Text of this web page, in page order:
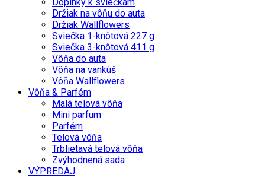
Doplnky k sviečkam
Držiak na vôňu do auta
Držiak Wallflowers
Sviečka 1-knôtová 227 g
Sviečka 3-knôtová 411 g
Vôňa do auta
Vôňa na vankúš
Vôňa Wallflowers
Vôňa & Parfém
Malá telová vôňa
Mini parfum
Parfém
Telová vôňa
Trblietavá telová vôňa
Zvýhodnená sada
VÝPREDAJ